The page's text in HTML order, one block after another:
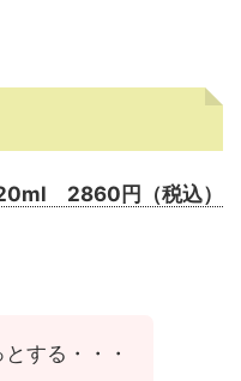
2860円（税込）
する・・・